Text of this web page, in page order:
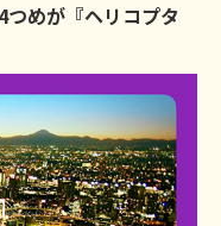
めが『ヘリコプタ